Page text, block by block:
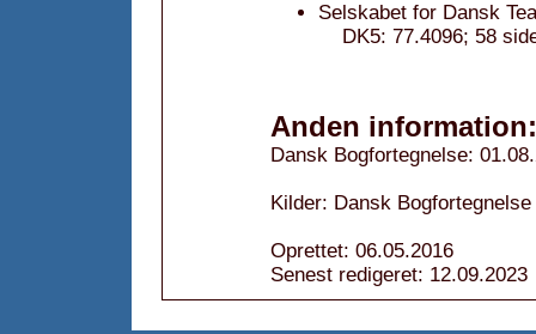
Selskabet for Dansk
DK5: 77.4096; 58
Anden information:
Dansk Bogfortegnelse:
Kilder: Dansk Bogfortegnelse
Oprettet: 06.05.2016
Senest redigeret: 12.09.2023